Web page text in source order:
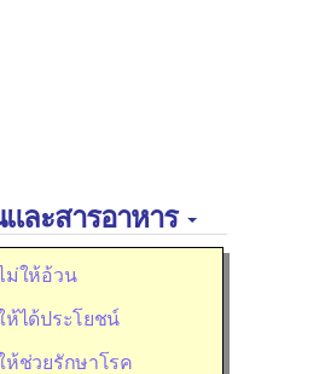
ละสารอาหาร
ม่ให้อ้วน
ห้ได้ประโยชน์
ห้ช่วยรักษาโรค